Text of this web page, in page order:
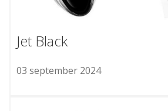
Jet Black
03 september 2024